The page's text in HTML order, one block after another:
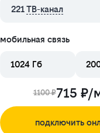
221 ТВ-канал
мобильная связь
1024 Гб
1100 ₽715 ₽/
подключить